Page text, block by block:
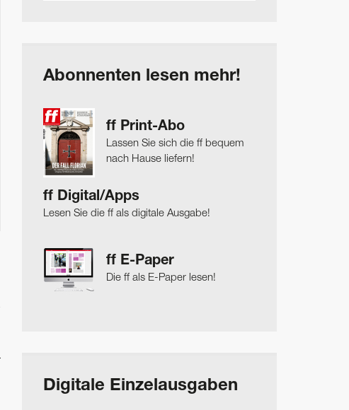
Abonnenten lesen mehr!
ff Print-Abo
Lassen Sie sich die ff bequem
nach Hause liefern!
ff Digital/Apps
Lesen Sie die ff als digitale Ausgabe!
ff E-Paper
Die ff als E-Paper lesen!
Digitale Einzelausgaben